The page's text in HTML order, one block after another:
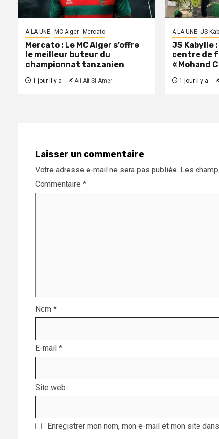
A LA UNE MC Alger Mercato
Mercato : Le MC Alger s’offre
le meilleur buteur du
championnat tanzanien
1 jour il y a Ali Ait Si Amer
A LA UNE JS
JS Kabylie
centre de
« Mohand
1 jour il y a
Laisser un commentaire
Votre adresse e-mail ne sera pas publiée. Les
Commentaire *
Nom *
E-mail *
Site web
Enregistrer mon nom, mon e-mail et mon site